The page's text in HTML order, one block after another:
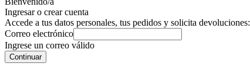
Ingresar o crear cuenta
Accede a tus datos personales, tus pedidos y solicita devoluciones:
Correo electrónico
Ingrese un correo válido
Continuar